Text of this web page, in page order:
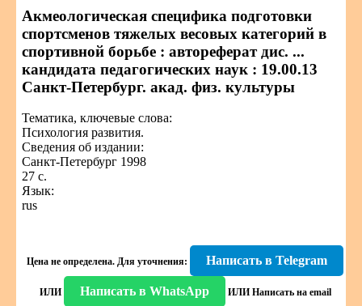
Акмеологическая специфика подготовки
спортсменов тяжелых весовых категорий в
спортивной борьбе : автореферат дис. ...
кандидата педагогических наук : 19.00.13
Санкт-Петербург. акад. физ. культуры
Тематика, ключевые слова:
Психология развития.
Сведения об издании:
Санкт-Петербург 1998
27 с.
Язык:
rus
Цена не определена. Для уточнения: Написать в Telegram
ИЛИ Написать в WhatsApp ИЛИ Написать на email